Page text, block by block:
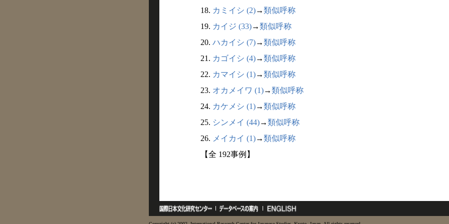
18. カミイシ (2)→類似呼称
19. カイジ (33)→類似呼称
20. ハカイシ (7)→類似呼称
21. カゴイシ (4)→類似呼称
22. カマイシ (1)→類似呼称
23. オカメイワ (1)→類似呼称
24. カケメシ (1)→類似呼称
25. シンメイ (44)→類似呼称
26. メイカイ (1)→類似呼称
【全 192事例】